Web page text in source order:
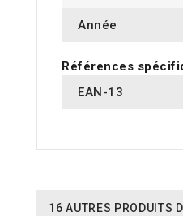
Année
Références
EAN-13
16 AUTRES PRODUITS